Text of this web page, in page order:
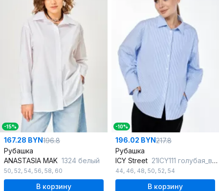
-15%
167.28 BYN196.8
Рубашка
ANASTASIA MAK 1324 белый
50, 52, 54, 56, 58, 60
В корзину
-10%
196.02 BYN217.8
Рубашка
ICY Street 21ICY111 голубая_в_полоску
44, 46, 48, 50, 52, 54
В корзину